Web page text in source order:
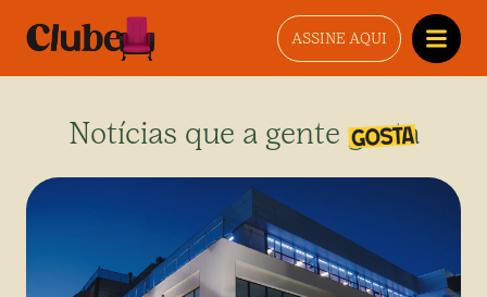
ASSINE AQUI
Notícias que a gente gosta